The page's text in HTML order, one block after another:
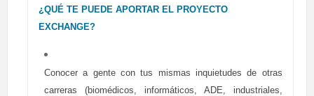
¿QUÉ TE PUEDE APORTAR EL PROYECTO
EXCHANGE?
Conocer a gente con tus mismas inquietudes de otras
carreras (biomédicos, informáticos, ADE, industriales,